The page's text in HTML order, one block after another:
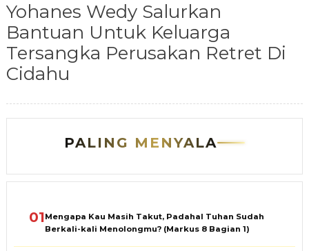
Yohanes Wedy Salurkan
Bantuan Untuk Keluarga
Tersangka Perusakan Retret Di
Cidahu
PALING MENYALA
01Mengapa Kau Masih Takut, Padahal Tuhan Sudah
Berkali-kali Menolongmu? (Markus 8 Bagian 1)